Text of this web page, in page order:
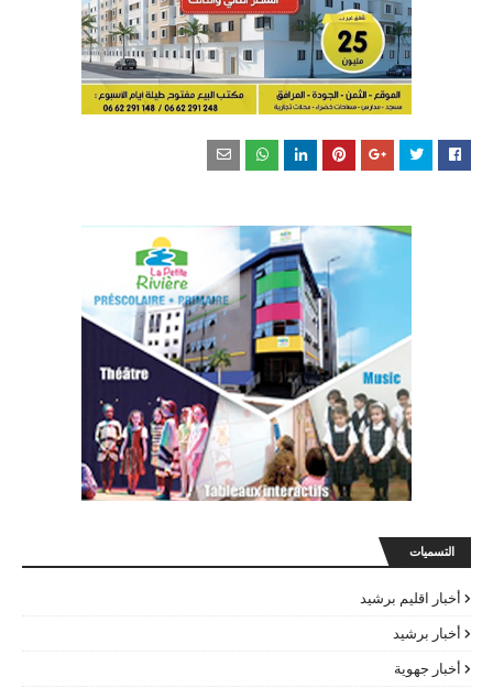
التسميات
أخبار اقليم برشيد
أخبار برشيد
أخبار جهوية